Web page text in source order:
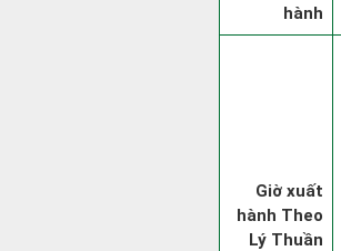
hành
Giờ xuất
hành Theo
Lý Thuần